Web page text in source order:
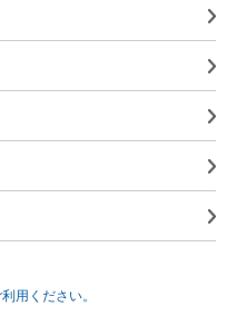
用ください。